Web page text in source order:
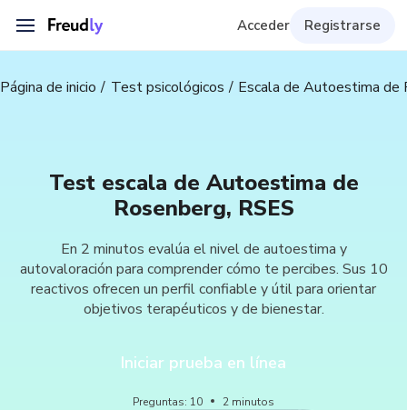
Acceder Registrarse
Página de inicio Test psicológicos Escala de Autoestima de
Test escala de Autoestima de
Rosenberg, RSES
En 2 minutos evalúa el nivel de autoestima y
autovaloración para comprender cómo te percibes. Sus 10
reactivos ofrecen un perfil confiable y útil para orientar
objetivos terapéuticos y de bienestar.
Iniciar prueba en línea
Preguntas: 10 2 minutos